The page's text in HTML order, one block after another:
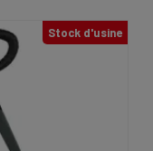
Stock d'usine